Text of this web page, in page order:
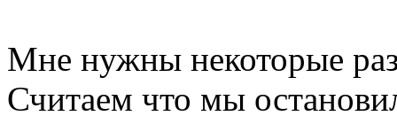
Мне нужны некоторые
Считаем что мы